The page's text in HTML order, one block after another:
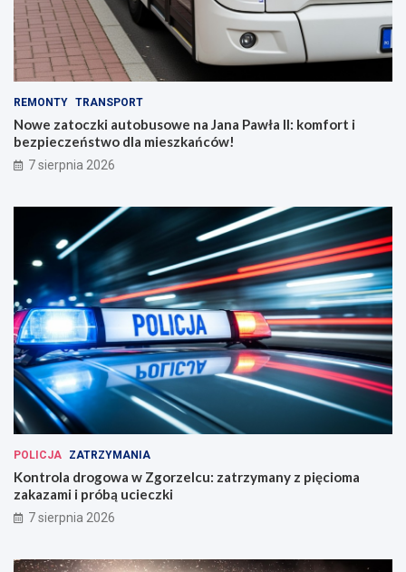
REMONTY TRANSPORT
Nowe zatoczki autobusowe na Jana Pawła II: komfort i
bezpieczeństwo dla mieszkańców!
7 sierpnia 2026
POLICJA ZATRZYMANIA
Kontrola drogowa w Zgorzelcu: zatrzymany z pięcioma
zakazami i próbą ucieczki
7 sierpnia 2026